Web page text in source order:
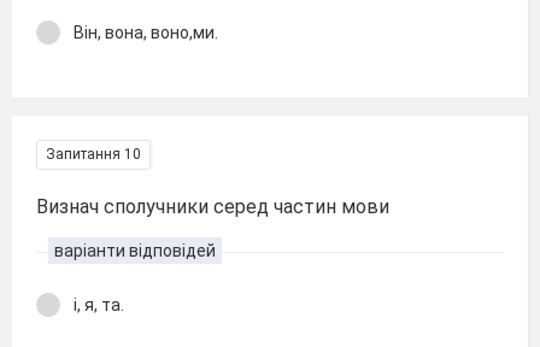
Він, вона, воно,ми.
Запитання 10
Визнач сполучники серед частин мови
варіанти відповідей
і, я, та.